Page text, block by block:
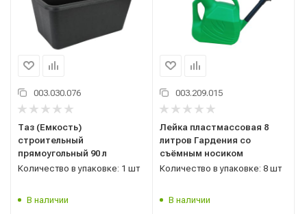
003.030.076
Таз (Емкость)
строительный
прямоугольный 90 л
Количество в упаковке: 1 шт
В наличии
003.209.015
Лейка пластмассовая 8
литров Гардения со
съёмным носиком
Количество в упаковке: 8 шт
В наличии